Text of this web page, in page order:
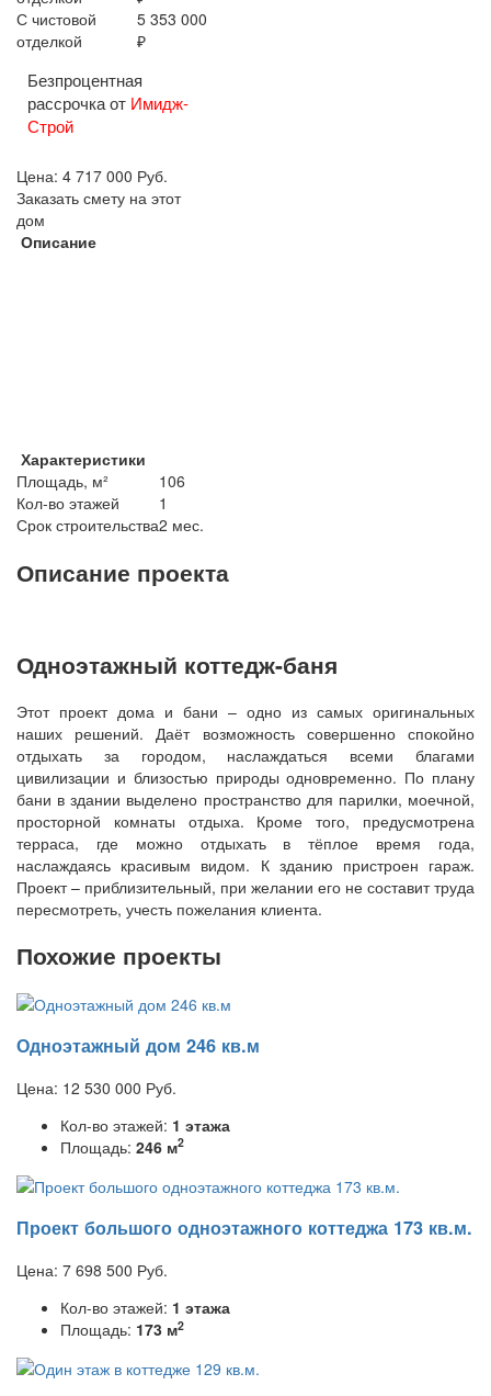
С чистовой
отделкой
5 353 000
₽
Безпроцентная
рассрочка от Имидж-
Строй
Цена: 4 717 000 Руб.
Заказать смету на этот
дом
Описание
Характеристики
Площадь, м²
106
Кол-во этажей
1
Срок строительства2 мес.
Описание проекта
Одноэтажный коттедж-баня
Этот проект дома и бани – одно из самых оригинальных
наших решений. Даёт возможность совершенно спокойно
отдыхать за городом, наслаждаться всеми благами
цивилизации и близостью природы одновременно. По плану
бани в здании выделено пространство для парилки, моечной,
просторной комнаты отдыха. Кроме того, предусмотрена
терраса, где можно отдыхать в тёплое время года,
наслаждаясь красивым видом. К зданию пристроен гараж.
Проект – приблизительный, при желании его не составит труда
пересмотреть, учесть пожелания клиента.
Похожие проекты
Одноэтажный дом 246 кв.м
Цена: 12 530 000 Руб.
Кол-во этажей: 1 этажа
Площадь: 246 м2
Проект большого одноэтажного коттеджа 173 кв.м.
Цена: 7 698 500 Руб.
Кол-во этажей: 1 этажа
Площадь: 173 м2